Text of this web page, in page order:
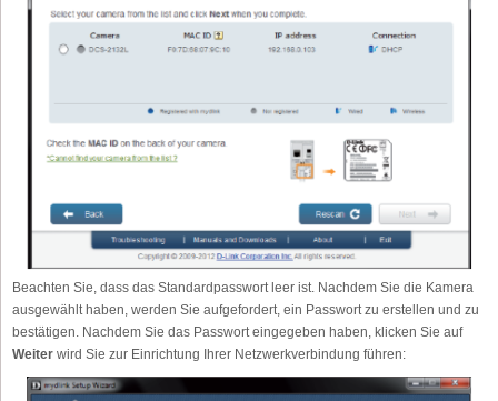
Beachten Sie, dass das Standardpasswort leer ist. Nachdem Sie die Kamera
ausgewählt haben, werden Sie aufgefordert, ein Passwort zu erstellen und zu
bestätigen. Nachdem Sie das Passwort eingegeben haben, klicken Sie auf
Weiter wird Sie zur Einrichtung Ihrer Netzwerkverbindung führen: